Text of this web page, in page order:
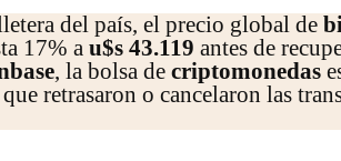
del país, el precio global de
17% a u$s 43.119 antes de
, la bolsa de criptomonedas
retrasaron o cancelaron las